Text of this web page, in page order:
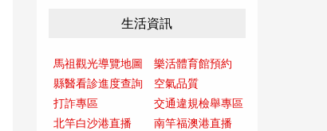
生活資訊
馬祖觀光導覽地圖
樂活體育館預約
縣醫看診進度查詢
空氣品質
打詐專區
交通違規檢舉專區
北竿白沙港直播
南竿福澳港直播